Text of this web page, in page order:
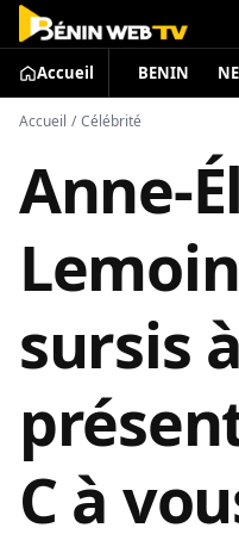
Accueil BENIN
Accueil / Célébrité
Anne-
sursis
C à